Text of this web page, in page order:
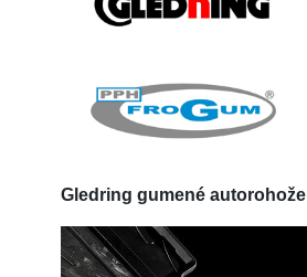
Gledring gumené autorohože